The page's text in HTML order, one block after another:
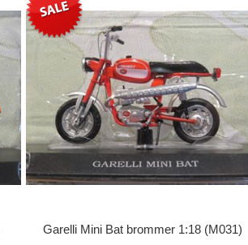
Garelli Mini Bat brommer 1:18 (M031)